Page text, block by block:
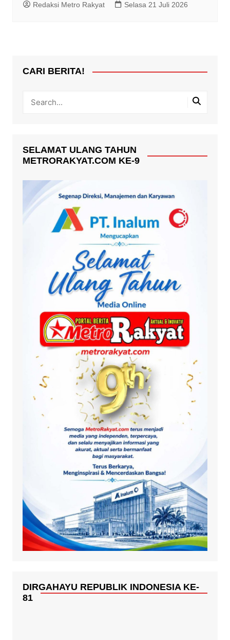
Redaksi Metro Rakyat Selasa 21 Juli 2026
CARI BERITA!
SELAMAT ULANG TAHUN
METRORAKYAT.COM KE-9
DIRGAHAYU REPUBLIK INDONESIA KE-
81